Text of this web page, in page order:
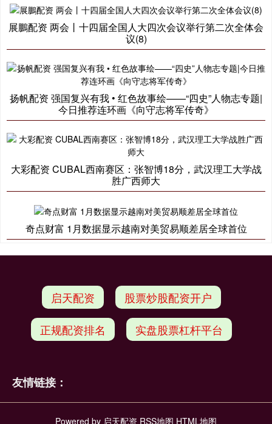
展鵬配资 两会丨十四届全国人大四次会议举行第二次全体会
议(8)
扬帆配资 强国复兴有我 • 红色故事绘——“四史”人物志专题|
今日推荐连环画《向守志将军传奇》
大彩配资 CUBAL西南赛区：张智博18分，武汉理工大学战
胜广西师大
奇点财富 1月数据显示越南对美贸易顺差居全球首位
启天配资 股票炒股配资开户
正规配资排名 实盘股票杠杆平台
友情链接：
Powered by 启天配资 RSS地图 HTML地图